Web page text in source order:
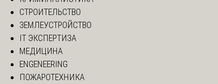
СТРОИТЕЛЬСТВО
ЗЕМЛЕУСТРОЙСТВО
IT ЭКСПЕРТИЗА
МЕДИЦИНА
ENGENEERING
ПОЖАРОТЕХНИКА